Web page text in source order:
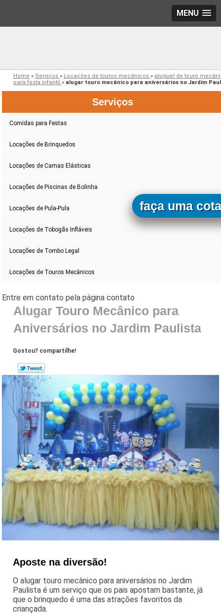
MENU
Home » Serviços » Locações de touros mecânicos » aluguel de touro
para festa infantil » alugar touro mecânico para aniversários no Jardim
Serviços
Comidas para Festas
Locações de Brinquedos
Locações de Camas Elásticas
Locações de Piscinas de Bolinha
Locações de Pula-Pula
Locações de Tobogãs Infláveis
Locações de Tombo Legal
Locações de Touros Mecânicos
Alugar Touro Mecânico para
Aniversários no Jardim Paulista
Gostou? compartilhe!
Aposte na diversão!
O alugar touro mecânico para aniversários no Jardim
Paulista é um serviço que os pais apostam bastante, já
que o brinquedo é uma das atrações favoritos da
criançada.
faça uma